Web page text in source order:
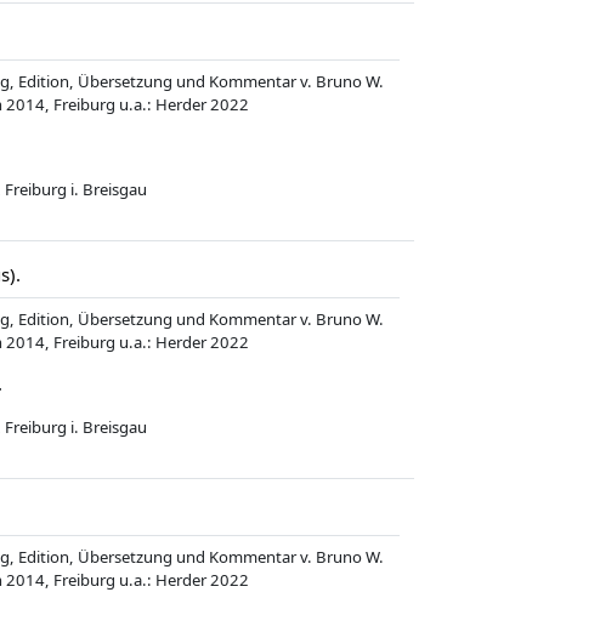
Edition, Übersetzung und Kommentar v. Bruno W.
2014, Freiburg u.a.: Herder 2022
i. Breisgau
Edition, Übersetzung und Kommentar v. Bruno W.
2014, Freiburg u.a.: Herder 2022
i. Breisgau
Edition, Übersetzung und Kommentar v. Bruno W.
2014, Freiburg u.a.: Herder 2022